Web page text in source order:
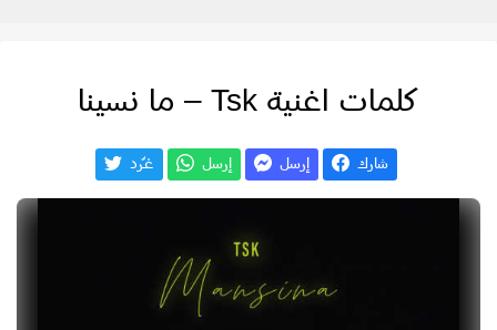
كلمات اغنية Tsk – ما نسينا
شارك إرسل إرسل غـّرد